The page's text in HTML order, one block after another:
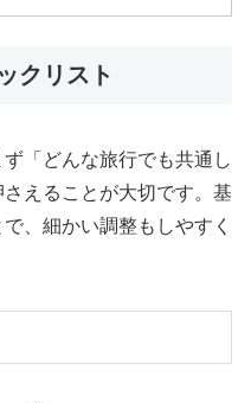
クリスト
「どんな旅行でも共通し
えることが大切です。基
、細かい調整もしやすく